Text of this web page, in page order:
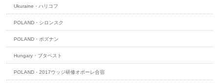
Ukuraine・ハリコフ
POLAND・シロンスク
POLAND・ポズナン
Hungary・ブタペスト
POLAND・2017ウッジ研修オポーレ合宿